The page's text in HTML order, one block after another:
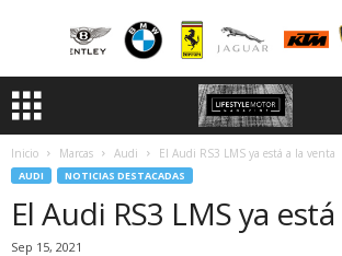
Inicio Marcas Audi El Audi RS3 LMS ya está a la venta
AUDI NOTICIAS DESTACADAS
El Audi RS3 LMS ya
Sep 15, 2021